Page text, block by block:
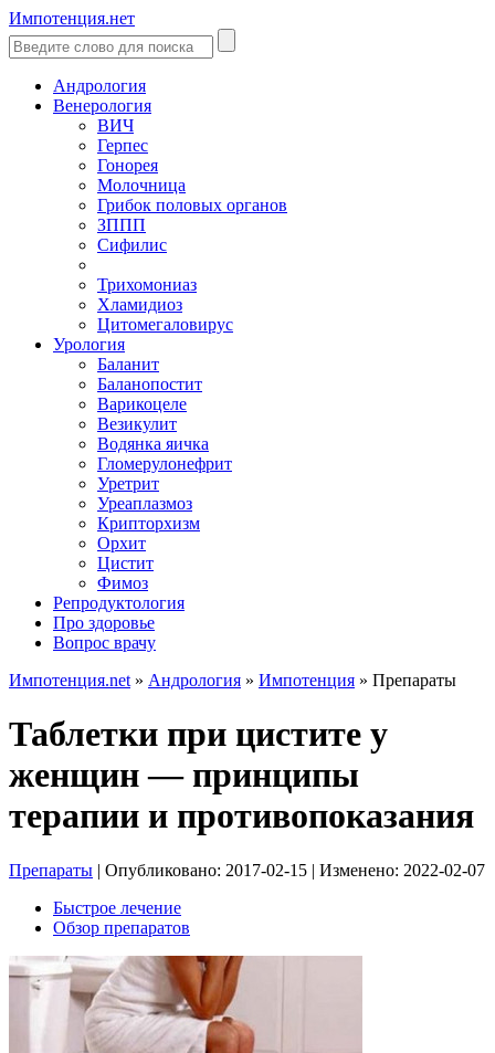
Импотенция.нет
Андрология
Венерология
ВИЧ
Герпес
Гонорея
Молочница
Грибок половых органов
ЗППП
Сифилис
Трихомониаз
Хламидиоз
Цитомегаловирус
Урология
Баланит
Баланопостит
Варикоцеле
Везикулит
Водянка яичка
Гломерулонефрит
Уретрит
Уреаплазмоз
Крипторхизм
Орхит
Цистит
Фимоз
Репродуктология
Про здоровье
Вопрос врачу
Импотенция.net » Андрология » Импотенция » Препараты
Таблетки при цистите у
женщин — принципы
терапии и противопоказания
Препараты | Опубликовано: 2017-02-15 | Изменено: 2022-02-07
Быстрое лечение
Обзор препаратов